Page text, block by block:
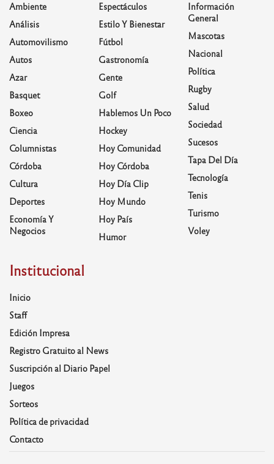
Ambiente
Análisis
Automovilismo
Autos
Azar
Basquet
Boxeo
Ciencia
Columnistas
Córdoba
Cultura
Deportes
Economía Y
Negocios
Espectáculos
Estilo Y Bienestar
Fútbol
Gastronomía
Gente
Golf
Hablemos Un Poco
Hockey
Hoy Comunidad
Hoy Córdoba
Hoy Día Clip
Hoy Mundo
Hoy País
Humor
Información
General
Mascotas
Nacional
Política
Rugby
Salud
Sociedad
Sucesos
Tapa Del Día
Tecnología
Tenis
Turismo
Voley
Institucional
Inicio
Staff
Edición Impresa
Registro Gratuito al News
Suscripción al Diario Papel
Juegos
Sorteos
Política de privacidad
Contacto